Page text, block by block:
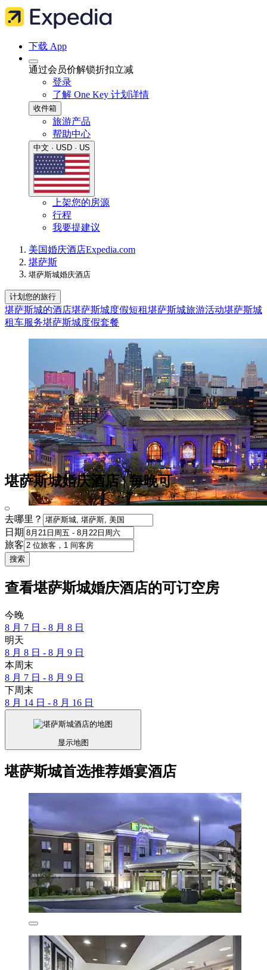
下载 App
通过会员价解锁折扣立减
登录
了解 One Key 计划详情
收件箱
旅游产品
帮助中心
中文 · USD · US
上架您的房源
行程
我要提建议
美国婚庆酒店Expedia.com
堪萨斯
堪萨斯城婚庆酒店​
计划您的旅行
堪萨斯城的酒店堪萨斯城度假短租堪萨斯城旅游活动堪萨斯城
租车服务堪萨斯城度假套餐
堪萨斯城婚庆酒店 | 每晚可
去哪里？
日期
旅客
搜索
查看堪萨斯城婚庆酒店的可订空房
今晚
8 月 7 日 - 8 月 8 日
明天
8 月 8 日 - 8 月 9 日
本周末
8 月 7 日 - 8 月 9 日
下周末
8 月 14 日 - 8 月 16 日
显示地图
堪萨斯城首选推荐婚宴酒店